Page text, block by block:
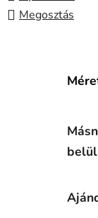
Megosztás